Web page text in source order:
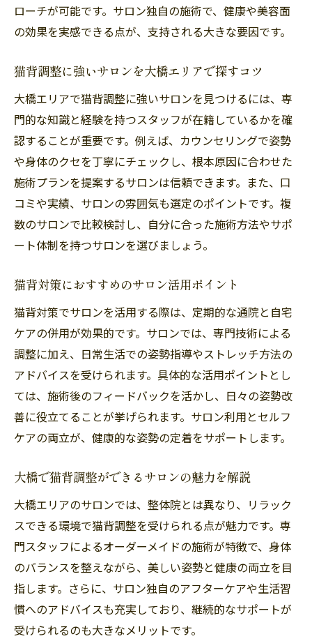
ローチが可能です。サロン独自の施術で、健康や美容面
の効果を実感できる点が、支持される大きな要因です。
猫背調整に強いサロンを大橋エリアで探すコツ
大橋エリアで猫背調整に強いサロンを見つけるには、専
門的な知識と経験を持つスタッフが在籍しているかを確
認することが重要です。例えば、カウンセリングで姿勢
や身体のクセを丁寧にチェックし、根本原因に合わせた
施術プランを提案するサロンは信頼できます。また、口
コミや実績、サロンの雰囲気も選定のポイントです。複
数のサロンで比較検討し、自分に合った施術方法やサポ
ート体制を持つサロンを選びましょう。
猫背対策におすすめのサロン活用ポイント
猫背対策でサロンを活用する際は、定期的な通院と自宅
ケアの併用が効果的です。サロンでは、専門技術による
調整に加え、日常生活での姿勢指導やストレッチ方法の
アドバイスを受けられます。具体的な活用ポイントとし
ては、施術後のフィードバックを活かし、日々の姿勢改
善に役立てることが挙げられます。サロン利用とセルフ
ケアの両立が、健康的な姿勢の定着をサポートします。
大橋で猫背調整ができるサロンの魅力を解説
大橋エリアのサロンでは、整体院とは異なり、リラック
スできる環境で猫背調整を受けられる点が魅力です。専
門スタッフによるオーダーメイドの施術が特徴で、身体
のバランスを整えながら、美しい姿勢と健康の両立を目
指します。さらに、サロン独自のアフターケアや生活習
慣へのアドバイスも充実しており、継続的なサポートが
受けられるのも大きなメリットです。